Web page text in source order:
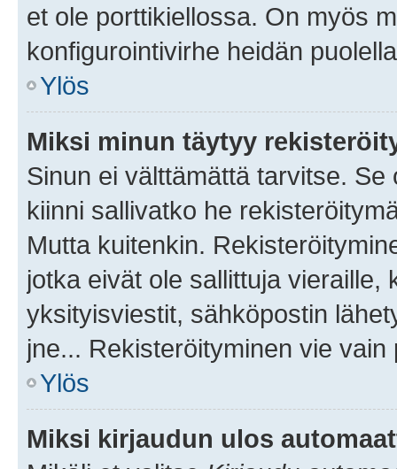
et ole porttikiellossa. On myös
konfigurointivirhe heidän
Ylös
Miksi minun täytyy
Sinun ei välttämättä tarvitse.
kiinni sallivatko he
Mutta kuitenkin.
jotka eivät ole sallittuja vieraille,
yksityisviestit, sähköpostin
jne... Rekisteröityminen vie
Ylös
Miksi kirjaudun ulos